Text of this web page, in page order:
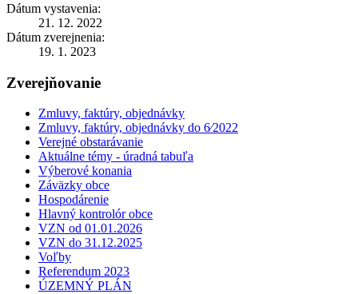
Dátum vystavenia:
21. 12. 2022
Dátum zverejnenia:
19. 1. 2023
Zverejňovanie
Zmluvy, faktúry, objednávky
Zmluvy, faktúry, objednávky do 6⁄2022
Verejné obstarávanie
Aktuálne témy - úradná tabuľa
Výberové konania
Záväzky obce
Hospodárenie
Hlavný kontrolór obce
VZN od 01.01.2026
VZN do 31.12.2025
Voľby
Referendum 2023
ÚZEMNÝ PLÁN